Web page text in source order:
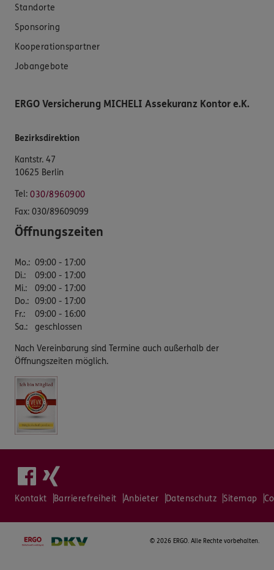
Standorte
Sponsoring
Kooperationspartner
Jobangebote
ERGO Versicherung MICHELI Assekuranz Kontor e.K.
Bezirksdirektion
Kantstr. 47
10625 Berlin
Tel: 030/8960900
Fax: 030/89609099
Öffnungszeiten
Mo.: 09:00 - 17:00
Di.:
09:00 - 17:00
Mi.:
09:00 - 17:00
Do.: 09:00 - 17:00
Fr.:
09:00 - 16:00
Sa.: geschlossen
Nach Vereinbarung sind Termine auch außerhalb der
Öffnungszeiten möglich.
Kontakt Barrierefreiheit Anbieter Datenschutz Sitemap
© 2026 ERGO. Alle Rechte vorbehalten.